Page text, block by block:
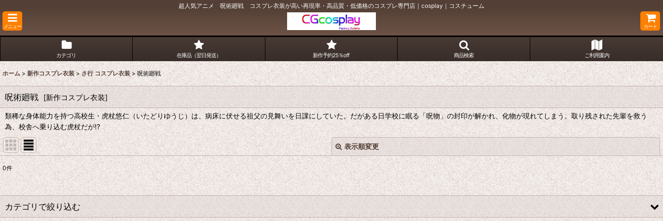
超人気アニメ 呪術廻戦 コスプレ衣装が高い再現率・高品質・低価格のコスプレ専門店｜cosplay｜コスチューム
メニュー カート
カテゴリ 在庫品（翌日発送） 新作予約25％off 商品検索 ご利用案内
ホーム > 新作コスプレ衣装 > さ行 コスプレ衣装 > 呪術廻戦
呪術廻戦 [新作コスプレ衣装]
類稀な身体能力を持つ高校生・虎杖悠仁（いたどりゆうじ）は、病床に伏せる祖父の見舞いを日課にしていた。だがある日学校に眠る「呪物」の封印が解かれ、化物が現れてしまう。取り残された先輩を救う
為、校舎へ乗り込む虎杖だが!?
表示順変更
表示数:
並び順:
閉じる
0件
カテゴリで絞り込む